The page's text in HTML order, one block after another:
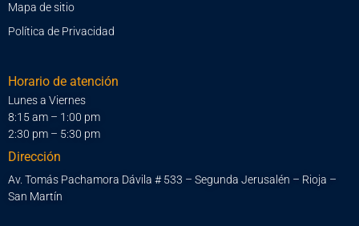
Mapa de sitio
Política de Privacidad
Horario de atención
Lunes a Viernes
8:15 am – 1:00 pm
2:30 pm – 5:30 pm
Dirección
Av. Tomás Pachamora Dávila # 533 – Segunda Jerusalén – Rioja –
San Martín